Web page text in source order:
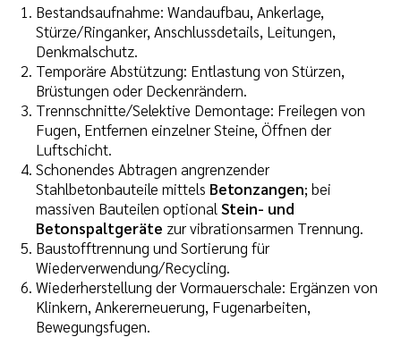
Bestandsaufnahme: Wandaufbau, Ankerlage,
Stürze/Ringanker, Anschlussdetails, Leitungen,
Denkmalschutz.
Temporäre Abstützung: Entlastung von Stürzen,
Brüstungen oder Deckenrändern.
Trennschnitte/Selektive Demontage: Freilegen von
Fugen, Entfernen einzelner Steine, Öffnen der
Luftschicht.
Schonendes Abtragen angrenzender
Stahlbetonbauteile mittels Betonzangen; bei
massiven Bauteilen optional Stein- und
Betonspaltgeräte zur vibrationsarmen Trennung.
Baustofftrennung und Sortierung für
Wiederverwendung/Recycling.
Wiederherstellung der Vormauerschale: Ergänzen von
Klinkern, Ankererneuerung, Fugenarbeiten,
Bewegungsfugen.